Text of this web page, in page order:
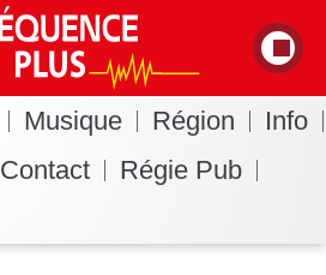
Musique Région
Info
Contact
Régie Pub